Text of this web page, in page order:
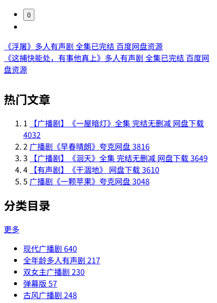
0
《浮屠》多人有声剧 全集已完结 百度网盘资源
《这捕快能处，有事他真上》多人有声剧 全集已完结 百度网
盘资源
热门文章
1
【广播剧】《一屋暗灯》全集 完结无删减 网盘下载
4032
2 广播剧《早春晴朗》夸克网盘3816
3
【广播剧】《洄天》全集 完结无删减 网盘下载3649
4 【有声剧】《干涸地》 网盘下载3610
5 广播剧《一颗苹果》夸克网盘3048
分类目录
更多
现代广播剧 640
全年龄多人有声剧 217
双女主广播剧 230
弹幕版 57
古风广播剧 248